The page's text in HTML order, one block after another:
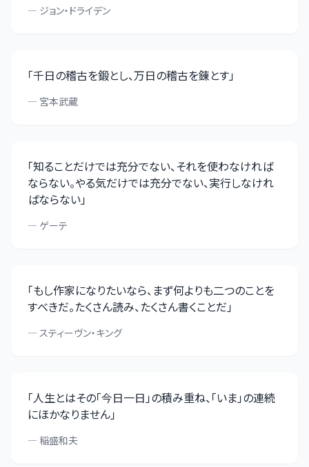
— ジョン・ドライデン
「千日の稽古を鍛とし、万日の稽古を錬とす」
— 宮本武蔵
「知ることだけでは充分でない、それを使わなければ
ならない。やる気だけでは充分でない、実行しなけれ
ばならない」
— ゲーテ
「もし作家になりたいなら、まず何よりも二つのことを
すべきだ。たくさん読み、たくさん書くことだ」
— スティーヴン・キング
「人生とはその「今日一日」の積み重ね、「いま」の連続
にほかなりません」
— 稲盛和夫